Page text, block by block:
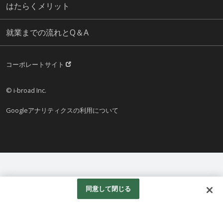
はたらくメリット
就業までの流れとQ＆A
コーポレートサイト
© i-broad Inc.
Googleアナリティクスの利用について
同意して閉じる